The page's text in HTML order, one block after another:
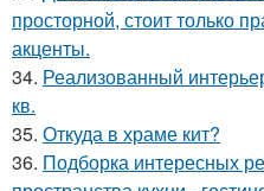
просторной, стоит только
акценты.
34. Реализованный
кв.
35. Откуда в храме кит?
36. Подборка интересных